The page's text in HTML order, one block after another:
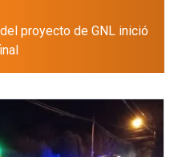
proyecto de GNL inició